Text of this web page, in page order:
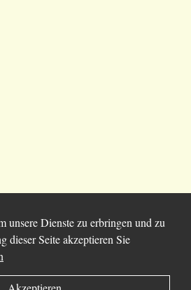
| Supported byD. F. Plett
unsere Dienste zu erbringen und zu
dieser Seite akzeptieren Sie